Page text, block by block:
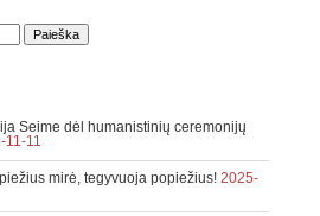
Seime dėl humanistinių ceremonijų
11-11
mirė, tegyvuoja popiežius! 2025-